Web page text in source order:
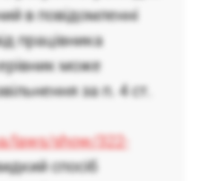
в повідомленні
працівника
може
за п. 4 ст.
laws/show/322-
спосіб